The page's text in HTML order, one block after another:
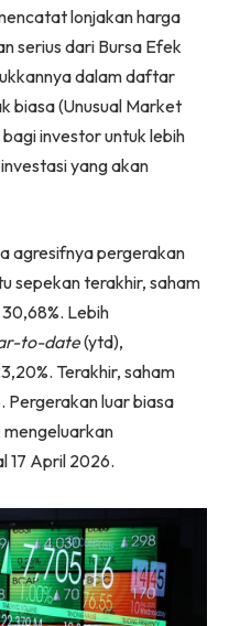
lonjakan harga
serius dari Bursa Efek
dalam daftar
biasa (Unusual Market
investor untuk lebih
yang akan
agresifnya pergerakan
sepekan terakhir, saham
Lebih
to-date(ytd),
Terakhir, saham
Pergerakan luar biasa
mengeluarkan
17 April 2026.